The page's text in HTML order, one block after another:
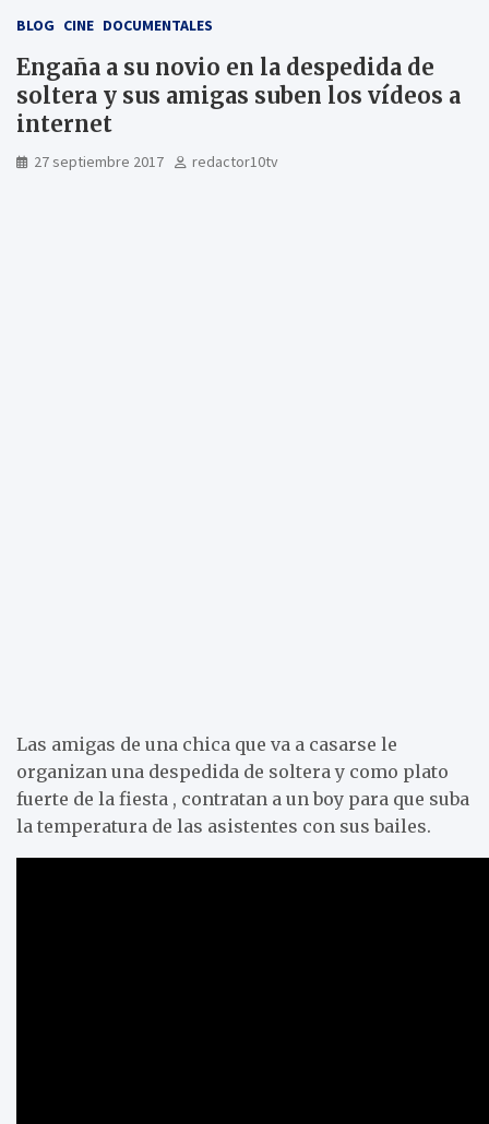
BLOG CINE DOCUMENTALES
Engaña a su novio en la despedida de
soltera y sus amigas suben los vídeos a
internet
27 septiembre 2017 redactor10tv
Las amigas de una chica que va a casarse le
organizan una despedida de soltera y como plato
fuerte de la fiesta , contratan a un boy para que suba
la temperatura de las asistentes con sus bailes.